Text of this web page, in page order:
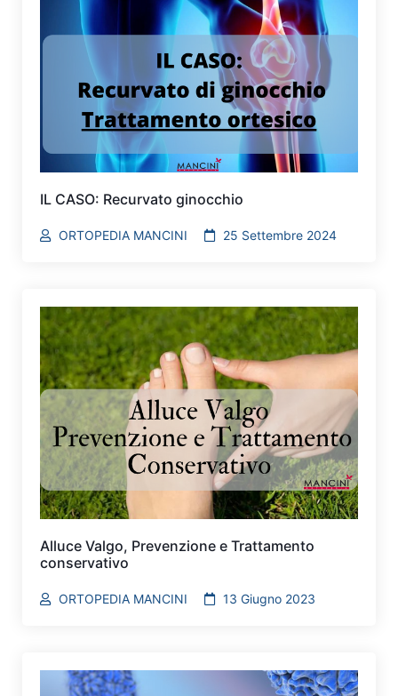
IL CASO: Recurvato ginocchio
ORTOPEDIA MANCINI 25 Settembre 2024
Alluce Valgo, Prevenzione e Trattamento
conservativo
ORTOPEDIA MANCINI 13 Giugno 2023